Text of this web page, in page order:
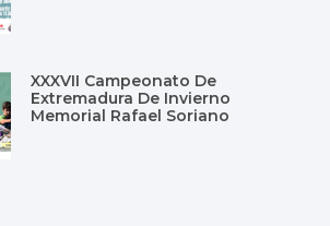
XXXVII Campeonato De
Extremadura De Invierno
Memorial Rafael Soriano